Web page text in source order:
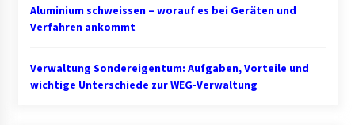
Aluminium schweissen – worauf es bei Geräten und
Verfahren ankommt
Verwaltung Sondereigentum: Aufgaben, Vorteile und
wichtige Unterschiede zur WEG-Verwaltung